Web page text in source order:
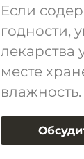
Если
годности,
лекарства
месте
влажность.